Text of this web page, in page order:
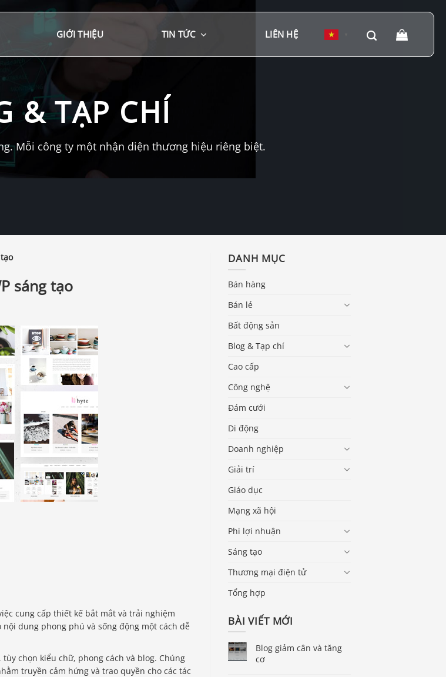
GIỚI THIỆU TIN TỨC LIÊN HỆ
& TẠP CHÍ
Mỗi công ty một nhận diện thương hiệu riêng biệt.
sáng tạo
cung cấp thiết kế bắt mắt và trải nghiệm
dung phong phú và sống động một cách dễ
chọn kiểu chữ, phong cách và blog. Chúng
truyền cảm hứng và trao quyền cho các tác
DANH MỤC
Bán hàng
Bán lẻ
Bất động sản
Blog & Tạp chí
Cao cấp
Công nghệ
Đám cưới
Di động
Doanh nghiệp
Giải trí
Giáo dục
Mạng xã hội
Phi lợi nhuận
Sáng tạo
Thương mại điện tử
Tổng hợp
BÀI VIẾT MỚI
Blog giảm cân và tăng
cơ